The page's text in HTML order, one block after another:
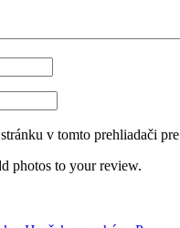
v tomto prehliadači
photos to your review.